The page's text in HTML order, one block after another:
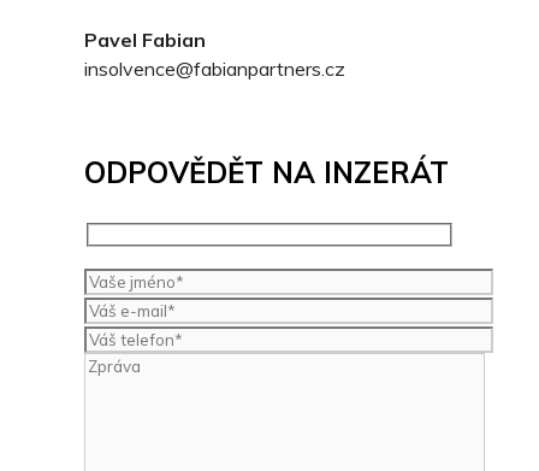
Pavel Fabian
insolvence@fabianpartners.cz
ODPOVĚDĚT NA INZERÁT